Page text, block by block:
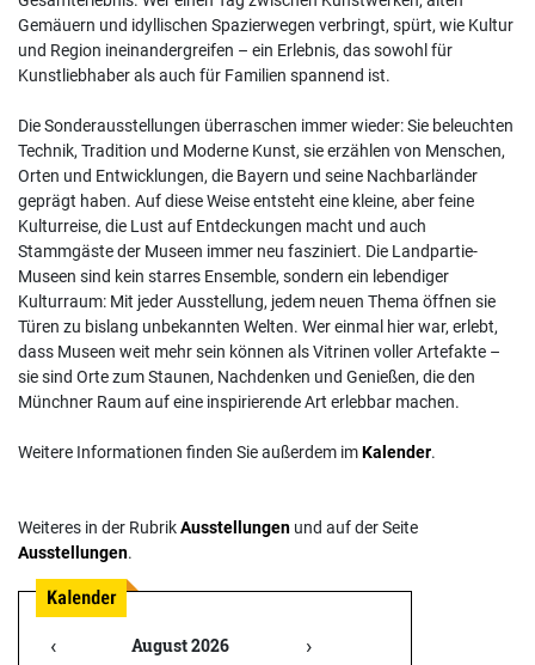
Gemäuern und idyllischen Spazierwegen verbringt, spürt, wie Kultur
und Region ineinandergreifen – ein Erlebnis, das sowohl für
Kunstliebhaber als auch für Familien spannend ist.
Die Sonderausstellungen überraschen immer wieder: Sie beleuchten
Technik, Tradition und Moderne Kunst, sie erzählen von Menschen,
Orten und Entwicklungen, die Bayern und seine Nachbarländer
geprägt haben. Auf diese Weise entsteht eine kleine, aber feine
Kulturreise, die Lust auf Entdeckungen macht und auch
Stammgäste der Museen immer neu fasziniert. Die Landpartie-
Museen sind kein starres Ensemble, sondern ein lebendiger
Kulturraum: Mit jeder Ausstellung, jedem neuen Thema öffnen sie
Türen zu bislang unbekannten Welten. Wer einmal hier war, erlebt,
dass Museen weit mehr sein können als Vitrinen voller Artefakte –
sie sind Orte zum Staunen, Nachdenken und Genießen, die den
Münchner Raum auf eine inspirierende Art erlebbar machen.
Weitere Informationen finden Sie außerdem imKalender.
Weiteres in der RubrikAusstellungen und auf der Seite
Ausstellungen.
‹ August 2026 ›